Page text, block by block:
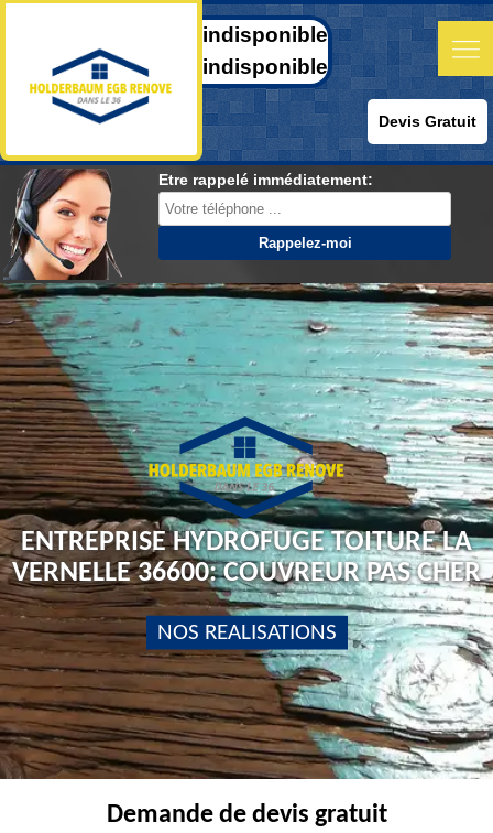
indisponible
indisponible
Devis Gratuit
Etre rappelé immédiatement:
ENTREPRISE HYDROFUGE TOITURE LA
VERNELLE 36600: COUVREUR PAS CHER
NOS REALISATIONS
Demande de devis gratuit